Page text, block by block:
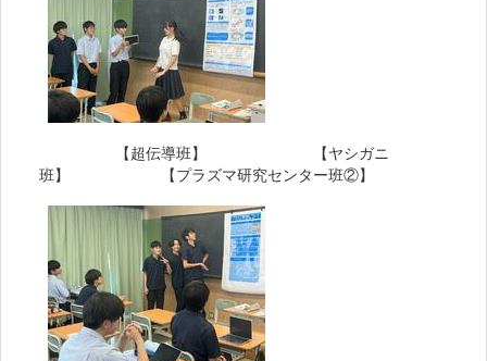
【超伝導班】 【ヤシガニ
班】 【プラズマ研究センター班②】